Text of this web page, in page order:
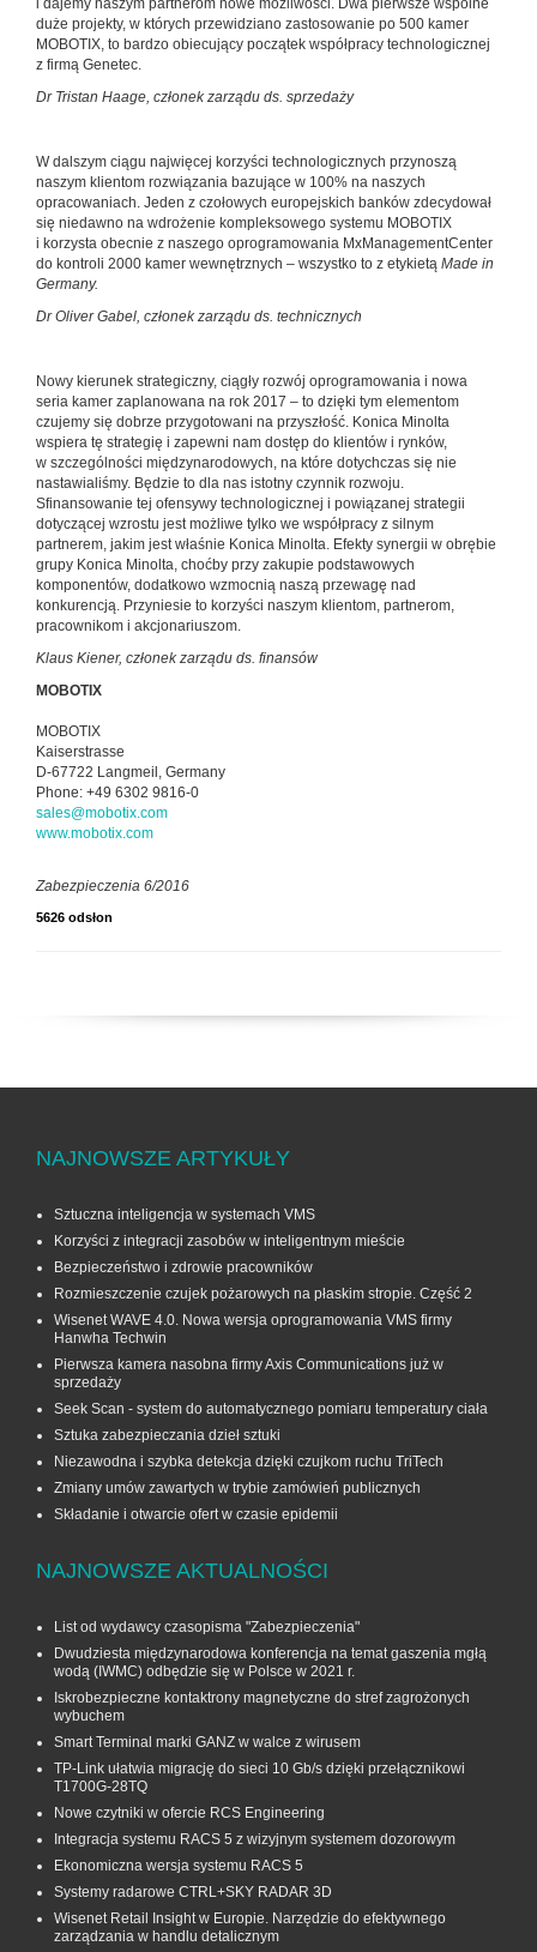
i dajemy naszym partnerom nowe możliwości. Dwa pierwsze wspólne
duże projekty, w których przewidziano zastosowanie po 500 kamer
MOBOTIX, to bardzo obiecujący początek współpracy technologicznej
z firmą Genetec.
Dr Tristan Haage, członek zarządu ds. sprzedaży
W dalszym ciągu najwięcej korzyści technologicznych przynoszą
naszym klientom rozwiązania bazujące w 100% na naszych
opracowaniach. Jeden z czołowych europejskich banków zdecydował
się niedawno na wdrożenie kompleksowego systemu MOBOTIX
i korzysta obecnie z naszego oprogramowania MxManagementCenter
do kontroli 2000 kamer wewnętrznych – wszystko to z etykietą Made in
Germany.
Dr Oliver Gabel, członek zarządu ds. technicznych
Nowy kierunek strategiczny, ciągły rozwój oprogramowania i nowa
seria kamer zaplanowana na rok 2017 – to dzięki tym elementom
czujemy się dobrze przygotowani na przyszłość. Konica Minolta
wspiera tę strategię i zapewni nam dostęp do klientów i rynków,
w szczególności międzynarodowych, na które dotychczas się nie
nastawialiśmy. Będzie to dla nas istotny czynnik rozwoju.
Sfinansowanie tej ofensywy technologicznej i powiązanej strategii
dotyczącej wzrostu jest możliwe tylko we współpracy z silnym
partnerem, jakim jest właśnie Konica Minolta. Efekty synergii w obrębie
grupy Konica Minolta, choćby przy zakupie podstawowych
komponentów, dodatkowo wzmocnią naszą przewagę nad
konkurencją. Przyniesie to korzyści naszym klientom, partnerom,
pracownikom i akcjonariuszom.
Klaus Kiener, członek zarządu ds. finansów
MOBOTIX
MOBOTIX
Kaiserstrasse
D-67722 Langmeil, Germany
Phone: +49 6302 9816-0
sales@mobotix.com
www.mobotix.com
Zabezpieczenia 6/2016
5626 odsłon
NAJNOWSZE ARTYKUŁY
Sztuczna inteligencja w systemach VMS
Korzyści z integracji zasobów w inteligentnym mieście
Bezpieczeństwo i zdrowie pracowników
Rozmieszczenie czujek pożarowych na płaskim stropie. Część 2
Wisenet WAVE 4.0. Nowa wersja oprogramowania VMS firmy
Hanwha Techwin
Pierwsza kamera nasobna firmy Axis Communications już w
sprzedaży
Seek Scan - system do automatycznego pomiaru temperatury ciała
Sztuka zabezpieczania dzieł sztuki
Niezawodna i szybka detekcja dzięki czujkom ruchu TriTech
Zmiany umów zawartych w trybie zamówień publicznych
Składanie i otwarcie ofert w czasie epidemii
NAJNOWSZE AKTUALNOŚCI
List od wydawcy czasopisma "Zabezpieczenia"
Dwudziesta międzynarodowa konferencja na temat gaszenia mgłą
wodą (IWMC) odbędzie się w Polsce w 2021 r.
Iskrobezpieczne kontaktrony magnetyczne do stref zagrożonych
wybuchem
Smart Terminal marki GANZ w walce z wirusem
TP-Link ułatwia migrację do sieci 10 Gb/s dzięki przełącznikowi
T1700G‑28TQ
Nowe czytniki w ofercie RCS Engineering
Integracja systemu RACS 5 z wizyjnym systemem dozorowym
Ekonomiczna wersja systemu RACS 5
Systemy radarowe CTRL+SKY RADAR 3D
Wisenet Retail Insight w Europie. Narzędzie do efektywnego
zarządzania w handlu detalicznym